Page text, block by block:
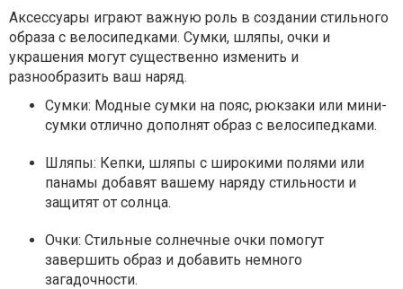
Аксессуары играют важную роль в создании стильного
образа с велосипедками. Сумки, шляпы, очки и
украшения могут существенно изменить и
разнообразить ваш наряд.
Сумки: Модные сумки на пояс, рюкзаки или мини-
сумки отлично дополнят образ с велосипедками.
Шляпы: Кепки, шляпы с широкими полями или
панамы добавят вашему наряду стильности и
защитят от солнца.
Очки: Стильные солнечные очки помогут
завершить образ и добавить немного
загадочности.